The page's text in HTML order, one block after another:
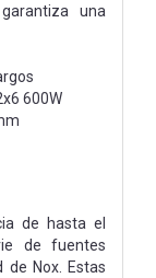
una
600W
de hasta el
de fuentes
de Nox. Estas